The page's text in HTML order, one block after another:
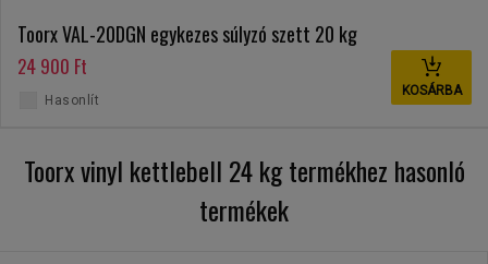
Toorx VAL-20DGN egykezes súlyzó szett 20 kg
24 900 Ft
KOSÁRBA
Hasonlít
Toorx vinyl kettlebell 24 kg termékhez hasonló
termékek